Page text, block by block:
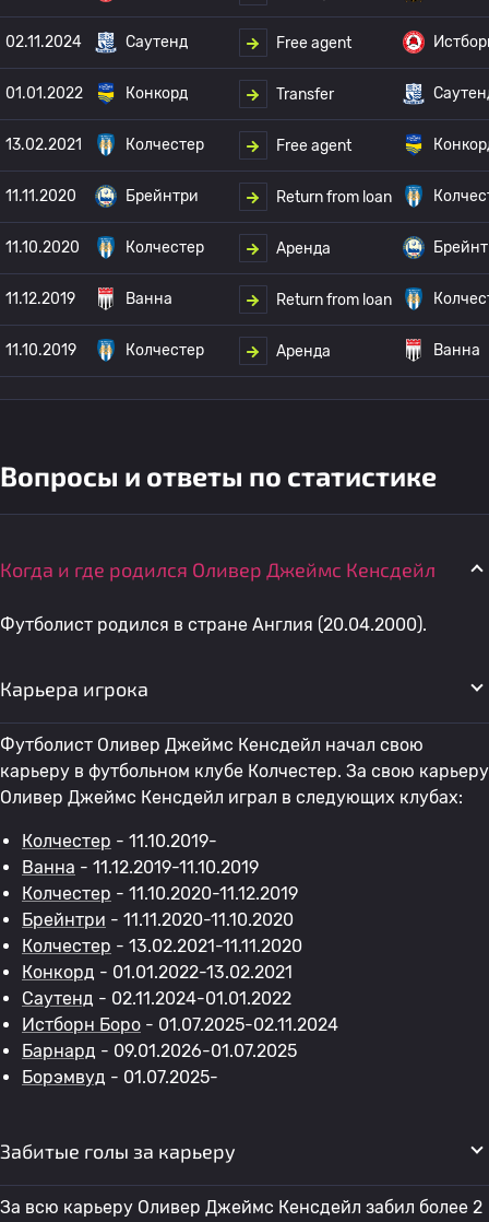
02.11.2024 Саутенд Free agent
01.01.2022 Конкорд Transfer
13.02.2021 Колчестер Free agent
11.11.2020 Брейнтри Return from loan
11.10.2020 Колчестер Аренда
11.12.2019 Ванна Return from loan
11.10.2019 Колчестер Аренда Ванна
Вопросы и ответы по статистике
Когда и где родился Оливер Джеймс Кенсдейл
Футболист родился в стране Англия (20.04.2000).
Карьера игрока
Футболист Оливер Джеймс Кенсдейл начал свою
карьеру в футбольном клубе Колчестер. За свою карьеру
Оливер Джеймс Кенсдейл играл в следующих клубах:
Колчестер - 11.10.2019-
Ванна - 11.12.2019-11.10.2019
Колчестер - 11.10.2020-11.12.2019
Брейнтри - 11.11.2020-11.10.2020
Колчестер - 13.02.2021-11.11.2020
Конкорд - 01.01.2022-13.02.2021
Саутенд - 02.11.2024-01.01.2022
Истборн Боро - 01.07.2025-02.11.2024
Барнард - 09.01.2026-01.07.2025
Борэмвуд - 01.07.2025-
Забитые голы за карьеру
За всю карьеру Оливер Джеймс Кенсдейл забил более 2